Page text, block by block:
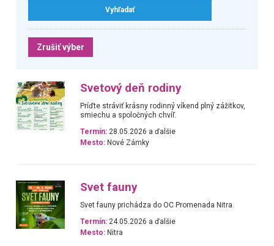
Zrušiť výber
Svetový deň rodiny
Príďte stráviť krásny rodinný víkend plný zážitkov,
smiechu a spoločných chvíľ.
Termín: 28.05.2026 a ďalšie
Mesto: Nové Zámky
Svet fauny
Svet fauny prichádza do OC Promenada Nitra.
Termín: 24.05.2026 a ďalšie
Mesto: Nitra